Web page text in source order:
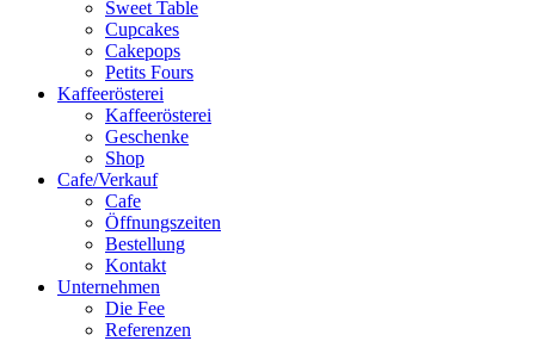
Sweet Table
Cupcakes
Cakepops
Petits Fours
Kaffeerösterei
Kaffeerösterei
Geschenke
Shop
Cafe/Verkauf
Cafe
Öffnungszeiten
Bestellung
Kontakt
Unternehmen
Die Fee
Referenzen